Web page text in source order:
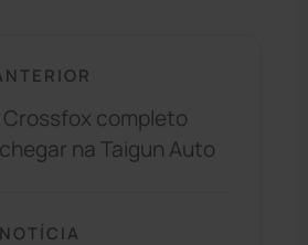
completo
na Taigun Auto